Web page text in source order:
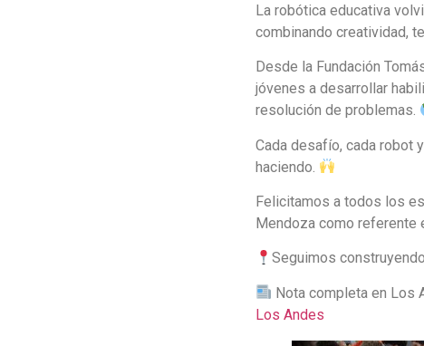
La robótica educativa
combinando creatividad,
Desde la Fundación
jóvenes a desarrollar
resolución de problemas.
Cada desafío, cada robot
haciendo.
Felicitamos a todos los
Mendoza como referente
Seguimos
Nota completa en Los
Los Andes